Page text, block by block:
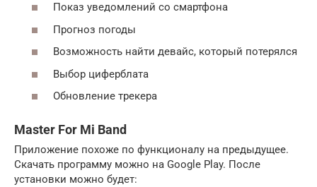
Показ уведомлений со смартфона
Прогноз погоды
Возможность найти девайс, который потерялся
Выбор циферблата
Обновление трекера
Master For Mi Band
Приложение похоже по функционалу на предыдущее.
Скачать программу можно на Google Play. После
установки можно будет: